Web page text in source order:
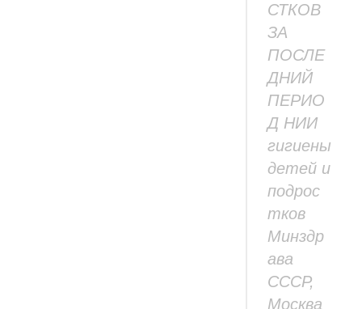
СТКОВ
ЗА
ПОСЛЕ
ДНИЙ
ПЕРИО
Д НИИ
гигиены
детей и
подрос
тков
Минздр
ава
СССР,
Москва